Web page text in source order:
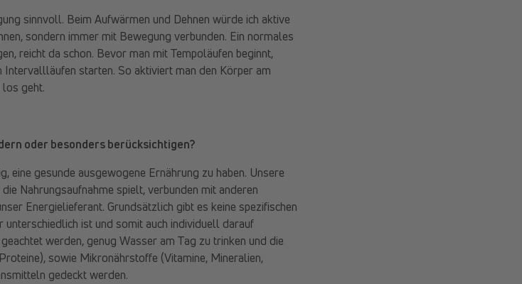
sinnvoll. Beim Aufwärmen und Dehnen würde ich aktive
sondern immer mit Bewegung verbunden. Ein normales
reicht da schon. Bevor man mit Tempoläufen beginnt,
starten. So aktiviert man den Körper am
geht.
oder besonders berücksichtigen?
eine gesunde ausgewogene Ernährung zu haben. Unsere
Nahrungsaufnahme spielt, verbunden mit anderen
Energielieferant. Grundsätzlich gibt es keine spezifischen
unterschiedlich ist und somit auch individuell darauf
werden, genug Wasser am Tag zu trinken und die
sowie Mikronährstoffe (Vitamine, Mineralien,
gedeckt werden.